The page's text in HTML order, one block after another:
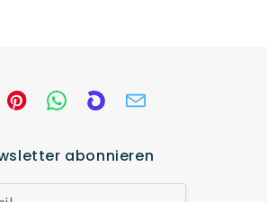
abonnieren